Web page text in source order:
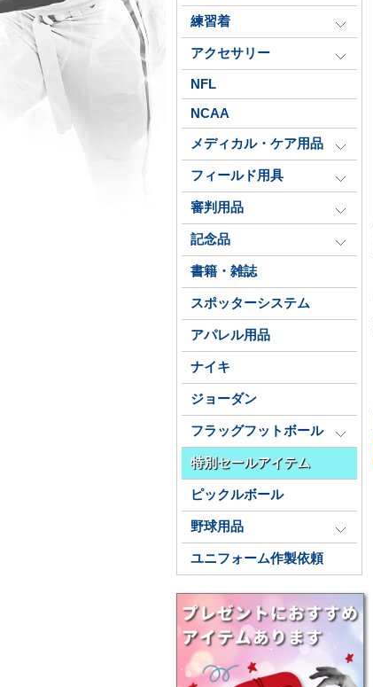
練習着
アクセサリー
NFL
NCAA
メディカル・ケア用品
フィールド用具
審判用品
記念品
書籍・雑誌
スポッターシステム
アパレル用品
ナイキ
ジョーダン
フラッグフットボール
特別セールアイテム
ピックルボール
野球用品
ユニフォーム作製依頼